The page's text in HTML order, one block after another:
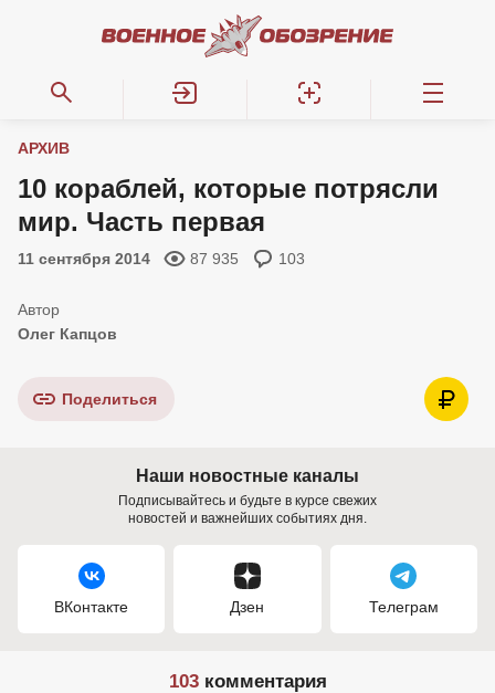
АРХИВ
10 кораблей, которые потрясли
мир. Часть первая
11 сентября 2014 87 935 103
Олег Капцов
Поделиться
Наши новостные каналы
Подписывайтесь и будьте в курсе свежих
новостей и важнейших событиях дня.
ВКонтакте Дзен Телеграм
103комментария